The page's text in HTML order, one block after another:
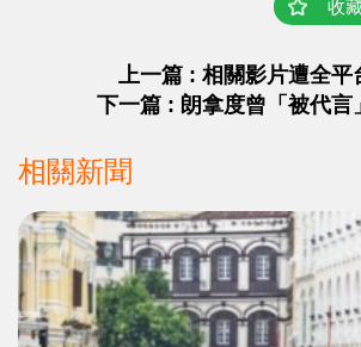
收
上一篇 : 相關影片遭全平
下一篇 : 朗拿度曾「被代言
相關新聞